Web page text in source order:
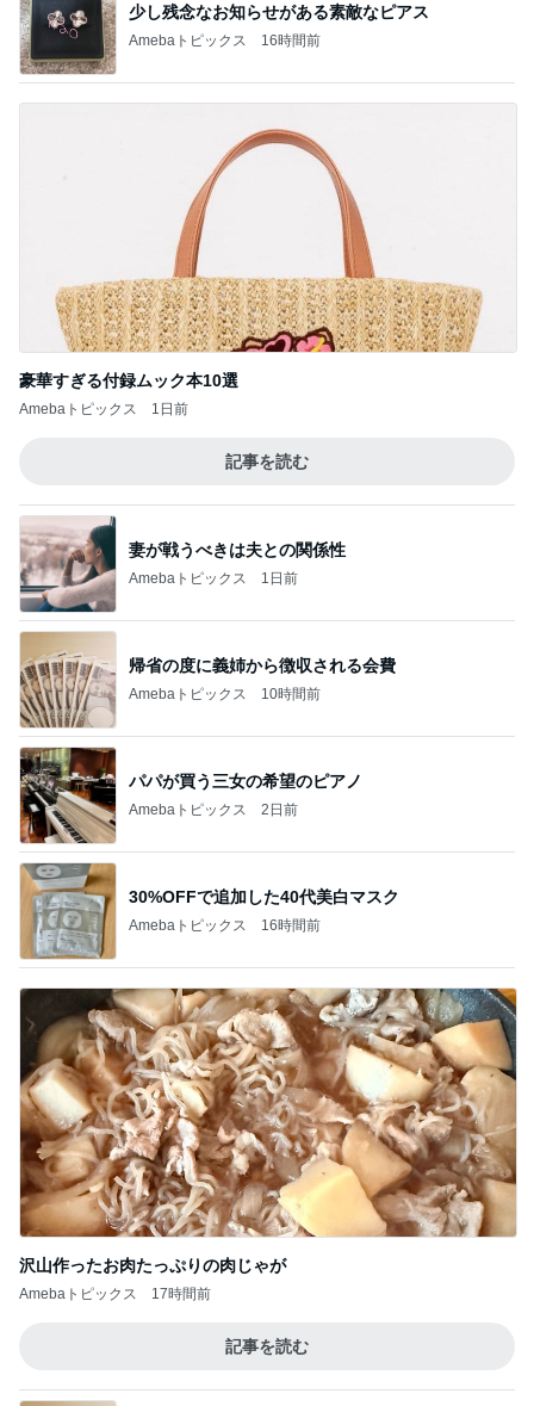
少し残念なお知らせがある素敵なピアス
Amebaトピックス 16時間前
豪華すぎる付録ムック本10選
Amebaトピックス 1日前
記事を読む
妻が戦うべきは夫との関係性
Amebaトピックス 1日前
帰省の度に義姉から徴収される会費
Amebaトピックス 10時間前
パパが買う三女の希望のピアノ
Amebaトピックス 2日前
30%OFFで追加した40代美白マスク
Amebaトピックス 16時間前
沢山作ったお肉たっぷりの肉じゃが
Amebaトピックス 17時間前
記事を読む